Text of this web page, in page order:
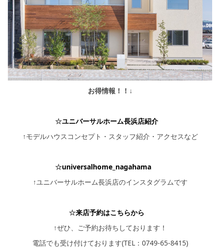
お得情報！！↓
☆ユニバーサルホーム長浜店紹介
↑モデルハウスコンセプト・スタッフ紹介・アクセスなど
☆universalhome_nagahama
↑ユニバーサルホーム長浜店のインスタグラムです
☆来店予約はこちらから
↑ぜひ、ご予約お待ちしております！
電話でも受け付けております(TEL：0749-65-8415)